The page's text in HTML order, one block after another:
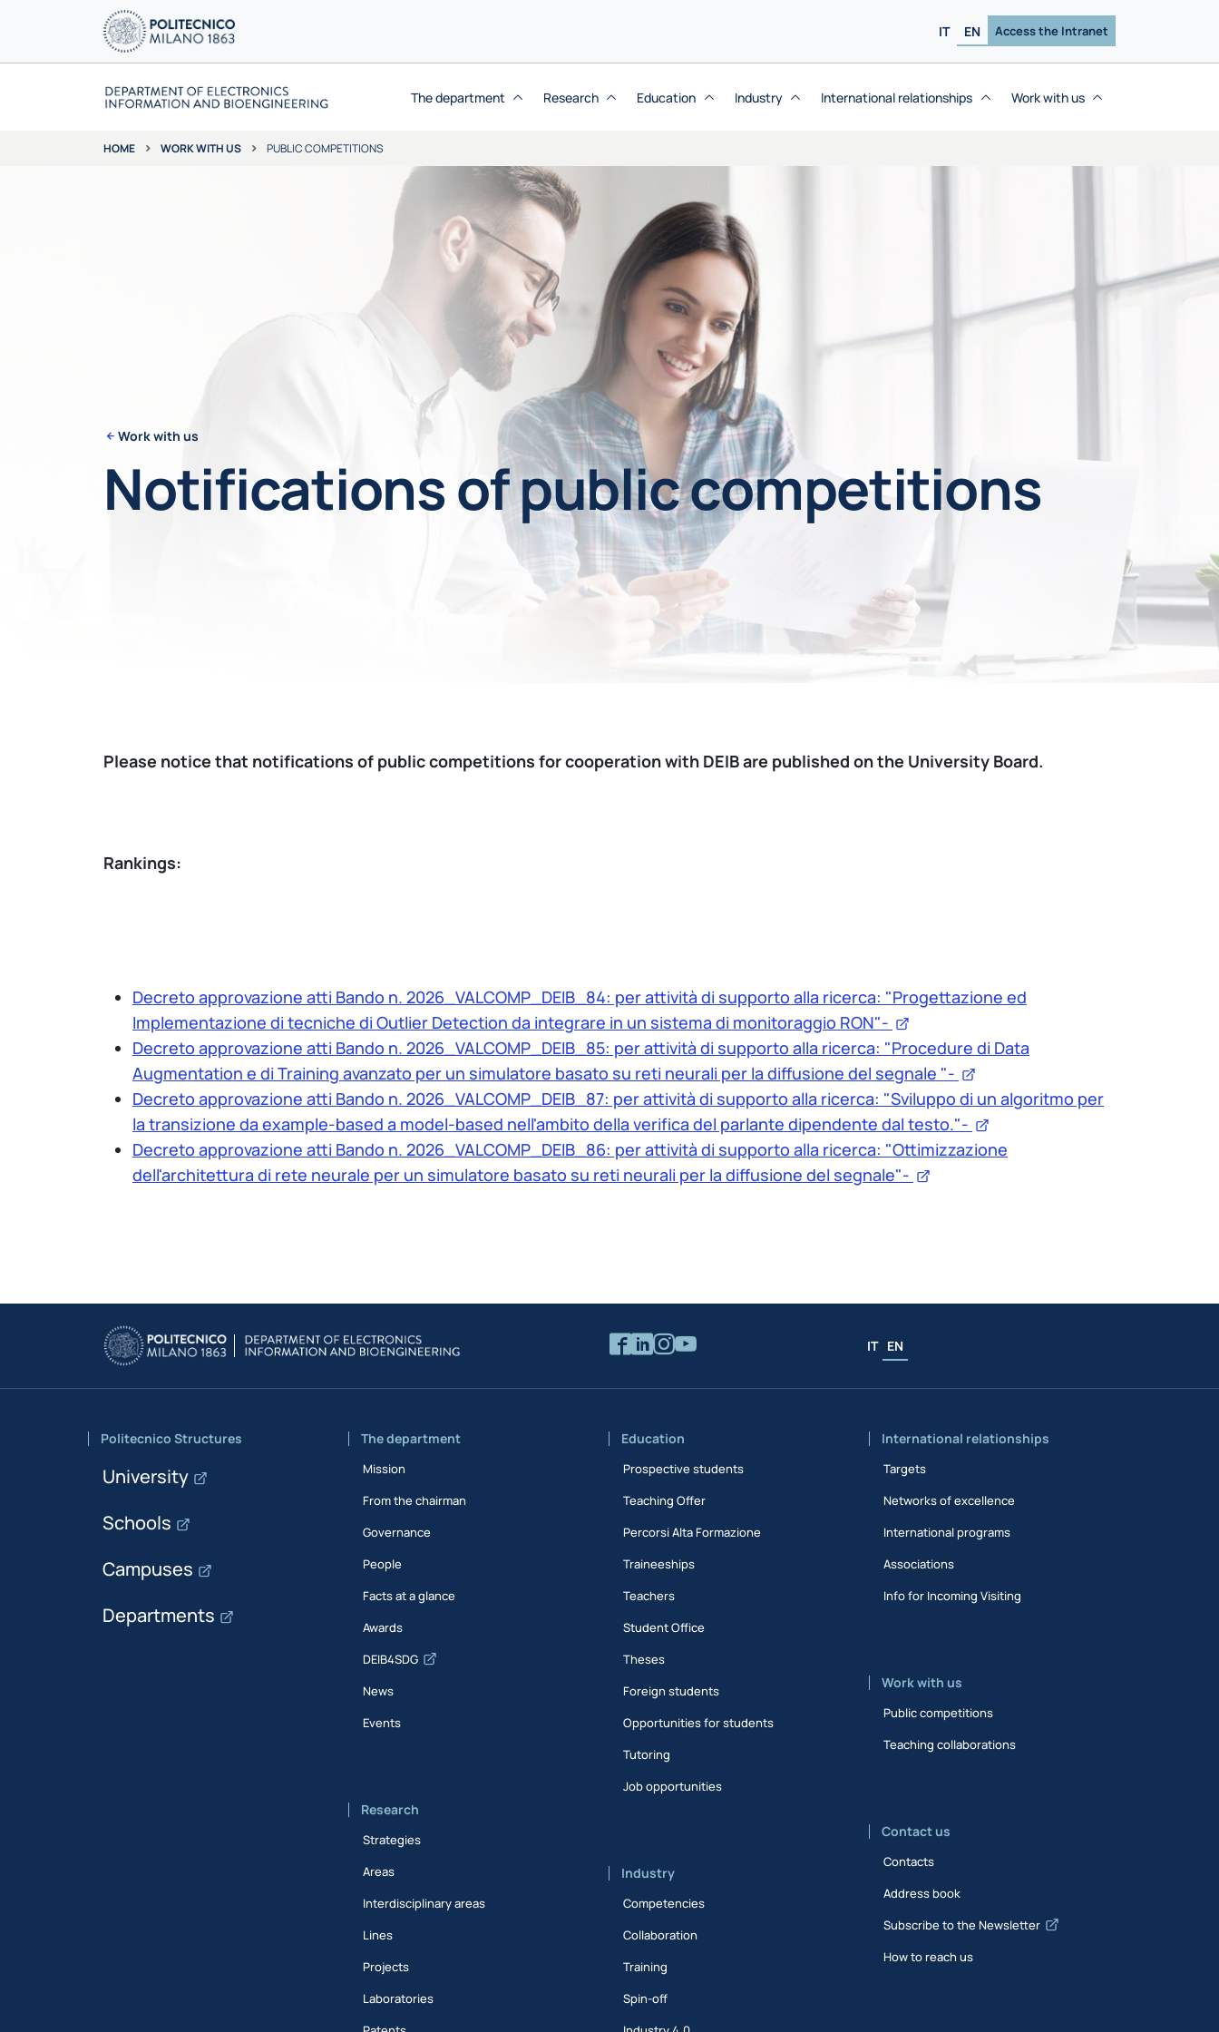
IT EN Access the Intranet
The department Research Education Industry International relationships Work with us
HOME WORK WITH US PUBLIC COMPETITIONS
Work with us
Notifications of public competitions
Please notice that notifications of public competitions for cooperation with DEIB are published on the University Board.
Rankings:
Decreto approvazione atti Bando n. 2026_VALCOMP_DEIB_84: per attività di supporto alla ricerca: "Progettazione ed
Implementazione di tecniche di Outlier Detection da integrare in un sistema di monitoraggio RON"-
Decreto approvazione atti Bando n. 2026_VALCOMP_DEIB_85: per attività di supporto alla ricerca: "Procedure di Data
Augmentation e di Training avanzato per un simulatore basato su reti neurali per la diffusione del segnale "-
Decreto approvazione atti Bando n. 2026_VALCOMP_DEIB_87: per attività di supporto alla ricerca: "Sviluppo di un algoritmo per
la transizione da example-based a model-based nell'ambito della verifica del parlante dipendente dal testo."-
Decreto approvazione atti Bando n. 2026_VALCOMP_DEIB_86: per attività di supporto alla ricerca: "Ottimizzazione
dell'architettura di rete neurale per un simulatore basato su reti neurali per la diffusione del segnale"-
IT EN
Politecnico Structures
University
Schools
Campuses
Departments
The department
Mission
From the chairman
Governance
People
Facts at a glance
Awards
DEIB4SDG
News
Events
Research
Strategies
Areas
Interdisciplinary areas
Lines
Projects
Laboratories
Education
Prospective students
Teaching Offer
Percorsi Alta Formazione
Traineeships
Teachers
Student Office
Theses
Foreign students
Opportunities for students
Tutoring
Job opportunities
Industry
Competencies
Collaboration
Training
Spin-off
International relationships
Targets
Networks of excellence
International programs
Associations
Info for Incoming Visiting
Work with us
Public competitions
Teaching collaborations
Contact us
Contacts
Address book
Subscribe to the Newsletter
How to reach us